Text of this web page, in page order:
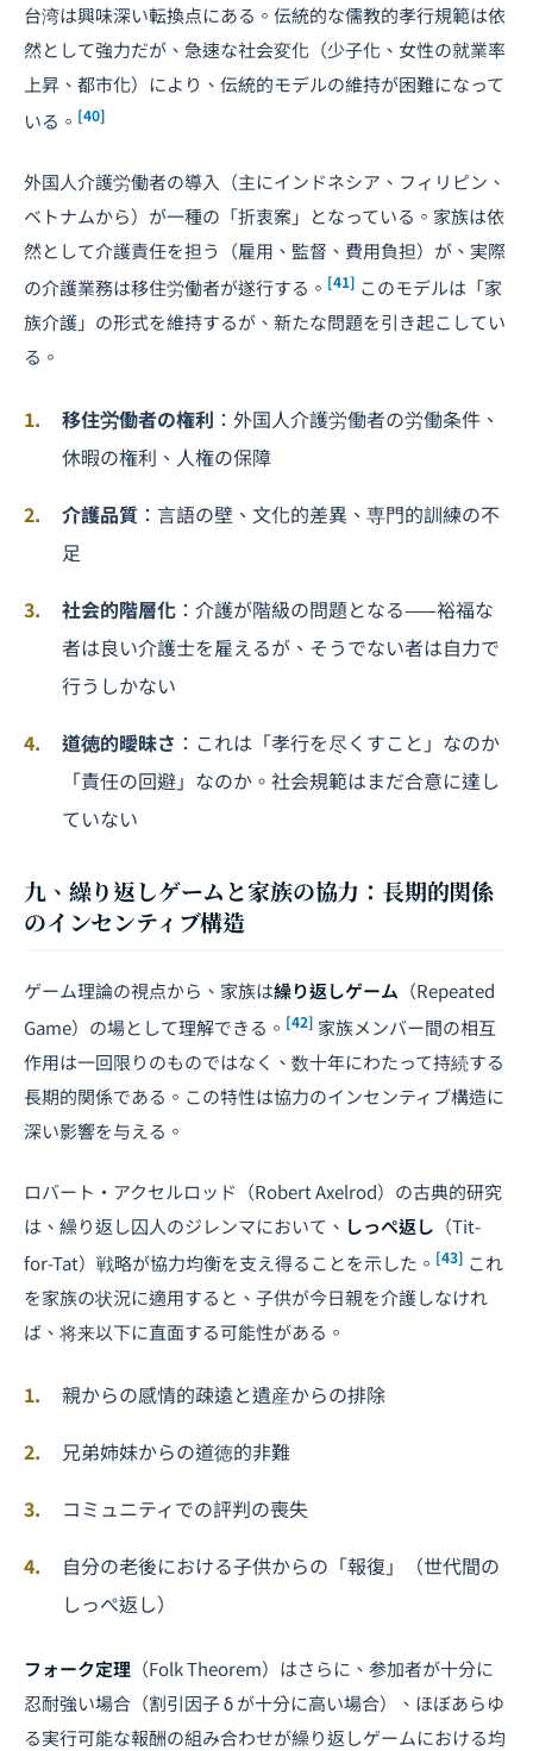
台湾は興味深い転換点にある。伝統的な儒教的孝行規範は依
然として強力だが、急速な社会変化（少子化 、女性の就業率
上昇、都市化）により、伝統的モデルの維持が困難になって
いる。 [40]
外国人介護労働者の導入（主にインドネシア、フィリピン、
ベトナムから）が一種の「折衷案」となっている。家族は依
然として介護責任を担う（雇用、監督、費用負担）が、実際
の介護業務は移住労働者が遂行する。 [41] このモデルは「家
族介護」の形式を維持するが、新たな問題を引き起こしてい
る。
移住労働者の権利 ：外国人介護労働者の労働条件、
休暇の権利、人権の保障
介護品質 ：言語の壁、文化的差異、専門的訓練の不
足
社会的階層化 ：介護が階級の問題となる——裕福な
者は良い介護士を雇えるが、そうでない者は自力で
行うしかない
道徳的曖昧さ ：これは「孝行を尽くすこと」なのか
「責任の回避」なのか。社会規範はまだ合意に達し
ていない
九、繰り返しゲームと家族の協力：長期的関係
のインセンティブ構造
ゲーム理論の視点から、家族は繰り返しゲーム （Repeated
Game）の場として理解できる。 [42] 家族メンバー間の相互
作用は一回限りのものではなく、数十年にわたって持続する
長期的関係である。この特性は協力のインセンティブ構造に
深い影響を与える。
ロバート・アクセルロッド（Robert Axelrod）の古典的研究
は、繰り返し囚人のジレンマにおいて、 しっぺ返し （Tit-
for-Tat）戦略が協力均衡を支え得ることを示した。 [43] これ
を家族の状況に適用すると、子供が今日親を介護しなけれ
ば、将来以下に直面する可能性がある。
親からの感情的疎遠と遺産からの排除
兄弟姉妹からの道徳的非難
コミュニティでの評判の喪失
自分の老後における子供からの「報復」（世代間の
しっぺ返し）
フォーク定理 （Folk Theorem）はさらに、参加者が十分に
忍耐強い場合（割引因子 δ が十分に高い場合）、ほぼあらゆ
る実行可能な報酬の組み合わせが繰り返しゲームにおける均